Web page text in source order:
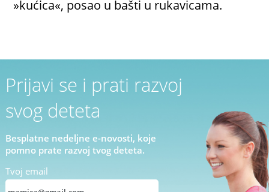
»kućica«, posao u bašti u rukavicama.
Prijavi se i prati razvoj
svog deteta
Besplatne nedeljne e-novosti, koje
pomno prate razvoj tvog deteta.
Tvoj email